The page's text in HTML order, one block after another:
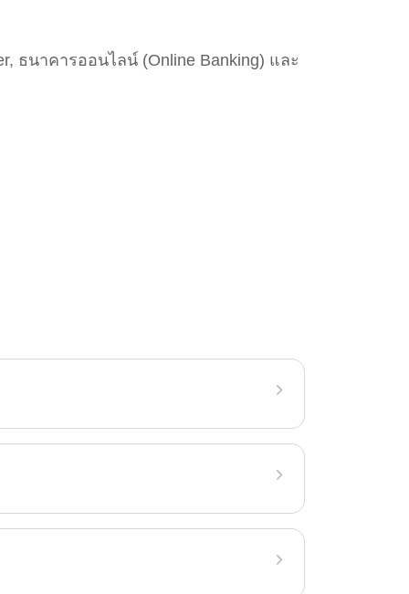
ธนาคารออนไลน์ (Online Banking) และ